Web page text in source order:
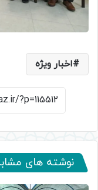
اخبار ویژه
نوشته های